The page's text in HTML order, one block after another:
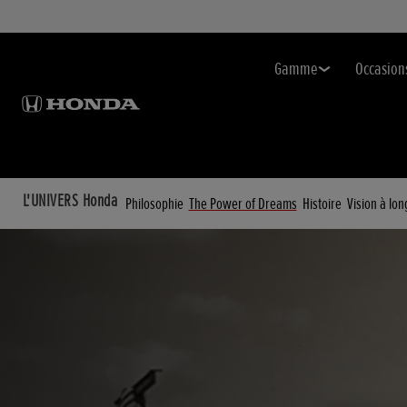
Gamme
L'UNIVERS Honda Philosophie The Power of Dreams Histoire Vision à